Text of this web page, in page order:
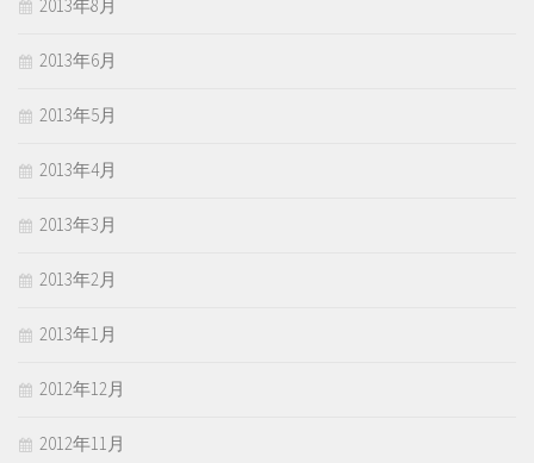
2013年8月
2013年6月
2013年5月
2013年4月
2013年3月
2013年2月
2013年1月
2012年12月
2012年11月